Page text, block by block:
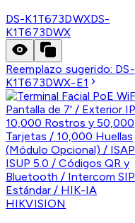
DS-K1T673DWXDS-
K1T673DWX
Reemplazo sugerido: DS-
K1T673DWX-E1
HIKVISION